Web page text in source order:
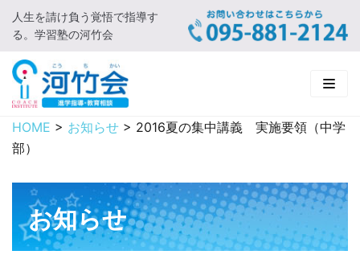
コ
ン
テ
ン
ツ
に
ス
ッ
人生を請け負う覚悟で指導す
る。学習塾の河竹会
HOME
□ お知らせ
□ 河竹会ブログ
河竹会について
□ ごあいさつ
受講コース
HOME > お知らせ > 2016夏の集中講義 実施要領（中学
部）
お知らせ